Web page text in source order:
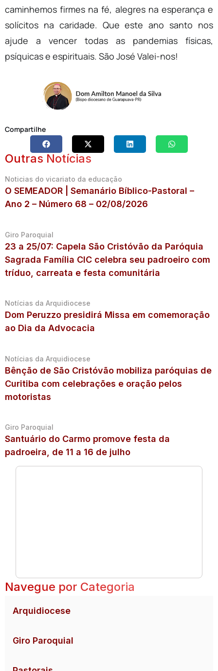
caminhemos firmes na fé, alegres na esperança e
solícitos na caridade. Que este ano santo nos
ajude a vencer todas as pandemias físicas,
psíquicas e espirituais. São José Valei-nos!
Compartilhe
Outras Notícias
Noticias do vicariato da educação
O SEMEADOR | Semanário Bíblico-Pastoral –
Ano 2 – Número 68 – 02/08/2026
Giro Paroquial
23 a 25/07: Capela São Cristóvão da Paróquia
Sagrada Família CIC celebra seu padroeiro com
tríduo, carreata e festa comunitária
Notícias da Arquidiocese
Dom Peruzzo presidirá Missa em comemoração
ao Dia da Advocacia
Notícias da Arquidiocese
Bênção de São Cristóvão mobiliza paróquias de
Curitiba com celebrações e oração pelos
motoristas
Giro Paroquial
Santuário do Carmo promove festa da
padroeira, de 11 a 16 de julho
Navegue por Categoria
Arquidiocese
Giro Paroquial